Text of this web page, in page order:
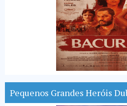
Pequenos Grandes Heróis